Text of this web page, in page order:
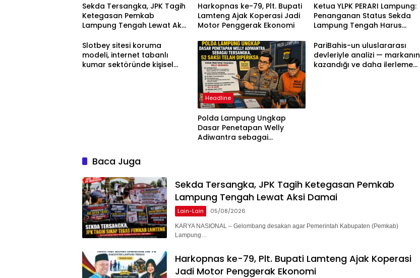
Sekda Tersangka, JPK Tagih
Ketegasan Pemkab
Lampung Tengah Lewat Aksi
Harkopnas ke-79, Plt. Bupati
Lamteng Ajak Koperasi Jadi
Motor Penggerak Ekonomi
Ketua YLPK PERARI Lampung:
Penanganan Status Sekda
Lampung Tengah Harus
Tekanan Opini
Slotbey sitesi koruma
modeli, internet tabanlı
kumar sektöründe kişisel
Headline
Polda Lampung Ungkap
Dasar Penetapan Welly
Adiwantra sebagai
PariBahis-un uluslararası
devleriyle analizi — markanın
kazandığı ve daha ilerlemesi
Baca Juga
Sekda Tersangka, JPK Tagih Ketegasan Pemkab
Lampung Tengah Lewat Aksi Damai
Lain-Lain 05/08/2026
KARYA NASIONAL – Gelombang desakan agar Pemerintah Kabupaten (Pemkab)
Lampung…
Harkopnas ke-79, Plt. Bupati Lamteng Ajak Koperasi
Jadi Motor Penggerak Ekonomi